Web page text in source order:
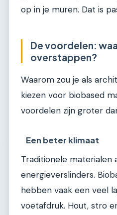
op in je muren. Dat is
De voordelen:
overstappen?
Waarom zou je als
kiezen voor biobased
voordelen zijn groter
Een beter klimaat
Traditionele materialen
energieverslinders.
hebben vaak een veel
voetafdruk. Hout, stro